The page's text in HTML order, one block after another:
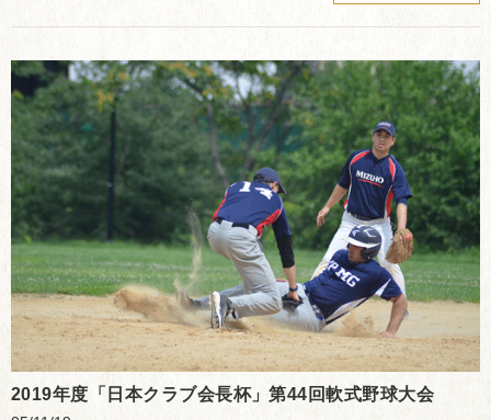
2019年度「日本クラブ会長杯」第44回軟式野球大会